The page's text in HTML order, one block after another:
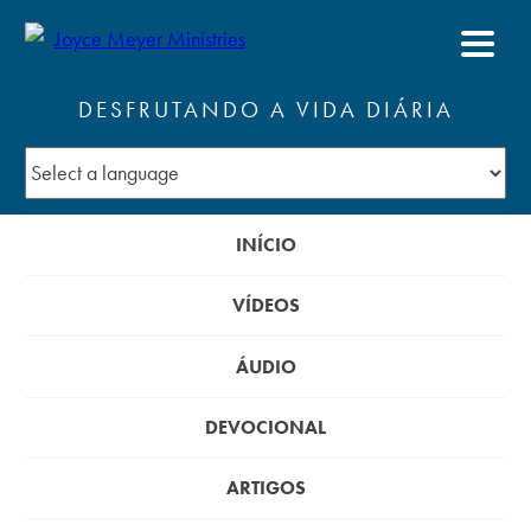
DESFRUTANDO A VIDA DIÁRIA
INÍCIO
VÍDEOS
ÁUDIO
DEVOCIONAL
ARTIGOS